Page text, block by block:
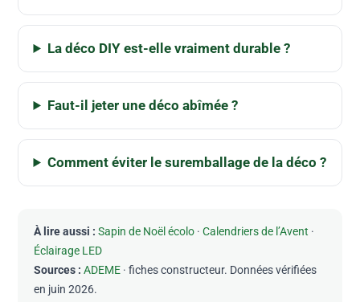
La déco DIY est-elle vraiment durable ?
Faut-il jeter une déco abîmée ?
Comment éviter le suremballage de la déco ?
À lire aussi : Sapin de Noël écolo ·Calendriers de l’Avent ·
Éclairage LED
Sources : ADEME · fiches constructeur. Données vérifiées
en juin 2026.